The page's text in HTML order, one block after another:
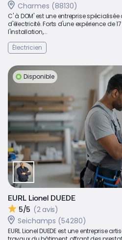
Charmes (88130)
C' à DOM' est une entreprise
d'électricité. Forts d'une expérience de
l'installation,...
Électricien
Disponible
EURL Lionel DUEDE
5/5 (2 avis)
Seichamps (54280)
EURL Lionel DUEDE est une entreprise